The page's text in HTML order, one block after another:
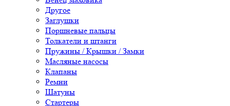
Другое
Заглушки
Поршневые пальцы
Толкатели и штанги
Пружины / Крышки / Замки
Масляные насосы
Клапаны
Ремни
Шатуны
Стартеры